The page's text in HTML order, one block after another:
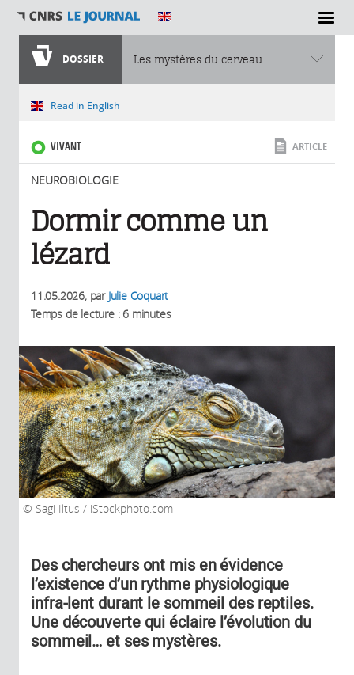
SECTIONS
DOSSIER Les mystères du cerveau
Vous êtes ici
Read in English
VIVANT
NEUROBIOLOGIE
ARTICLE
Dormir comme un
lézard
11.05.2026, par Julie Coquart
Temps de lecture : 6 minutes
Sagi Iltus / iStockphoto.com
Des chercheurs ont mis en évidence
l’existence d’un rythme physiologique
infra-lent durant le sommeil des reptiles.
Une découverte qui éclaire l’évolution du
sommeil… et ses mystères.